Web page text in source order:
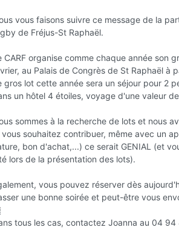
vous faisons suivre ce message de la
de Fréjus-St Raphaël.
CARF organise comme chaque année son
au Palais de Congrès de St Raphaël à
gros lot cette année sera un séjour pour 2
un hôtel 4 étoiles, voyage d'une valeur
sommes à la recherche de lots et nous
vous souhaitez contribuer, même avec un
bon d'achat,...) ce serait GENIAL (et
lors de la présentation des lots).
vous pouvez réserver dès
une bonne soirée et peut-être vous
tous les cas, contactez Joanna au 04